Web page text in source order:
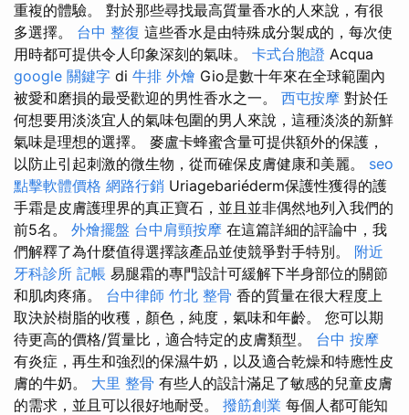
重複的體驗。 對於那些尋找最高質量香水的人來說，有很
多選擇。 台中 整復 這些香水是由特殊成分製成的，每次使
用時都可提供令人印象深刻的氣味。 卡式台胞證 Acqua
google 關鍵字 di 牛排 外燴 Gio是數十年來在全球範圍內
被愛和磨損的最受歡迎的男性香水之一。 西屯按摩 對於任
何想要用淡淡宜人的氣味包圍的男人來說，這種淡淡的新鮮
氣味是理想的選擇。 麥盧卡蜂蜜含量可提供額外的保護，
以防止引起刺激的微生物，從而確保皮膚健康和美麗。 seo
點擊軟體價格 網路行銷 Uriagebariéderm保護性獲得的護
手霜是皮膚護理界的真正寶石，並且並非偶然地列入我們的
前5名。 外燴擺盤 台中肩頸按摩 在這篇詳細的評論中，我
們解釋了為什麼值得選擇該產品並使競爭對手特別。 附近
牙科診所 記帳 易腿霜的專門設計可緩解下半身部位的關節
和肌肉疼痛。 台中律師 竹北 整骨 香的質量在很大程度上
取決於樹脂的收穫，顏色，純度，氣味和年齡。 您可以期
待更高的價格/質量比，適合特定的皮膚類型。 台中 按摩
有炎症，再生和強烈的保濕牛奶，以及適合乾燥和特應性皮
膚的牛奶。 大里 整骨 有些人的設計滿足了敏感的兒童皮膚
的需求，並且可以很好地耐受。 撥筋創業 每個人都可能知